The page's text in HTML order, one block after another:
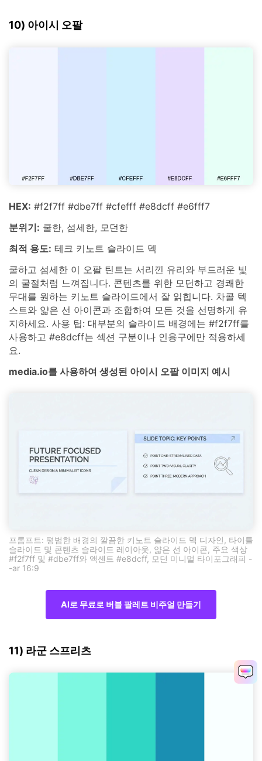
10) 아이시 오팔
HEX: #f2f7ff #dbe7ff #cfefff #e8dcff #e6fff7
분위기: 쿨한, 섬세한, 모던한
최적 용도: 테크 키노트 슬라이드 덱
쿨하고 섬세한 이 오팔 틴트는 서리낀 유리와 부드러운 빛
의 굴절처럼 느껴집니다. 콘텐츠를 위한 모던하고 경쾌한
무대를 원하는 키노트 슬라이드에서 잘 읽힙니다. 차콜 텍
스트와 얇은 선 아이콘과 조합하여 모든 것을 선명하게 유
지하세요. 사용 팁: 대부분의 슬라이드 배경에는 #f2f7ff를
사용하고 #e8dcff는 섹션 구분이나 인용구에만 적용하세
요.
media.io를 사용하여 생성된 아이시 오팔 이미지 예시
프롬프트: 평범한 배경의 깔끔한 키노트 슬라이드 덱 디자인, 타이틀
슬라이드 및 콘텐츠 슬라이드 레이아웃, 얇은 선 아이콘, 주요 색상
#f2f7ff 및 #dbe7ff와 액센트 #e8dcff, 모던 미니멀 타이포그래피 -
-ar 16:9
AI로 무료로 버블 팔레트 비주얼 만들기
11) 라군 스프리츠